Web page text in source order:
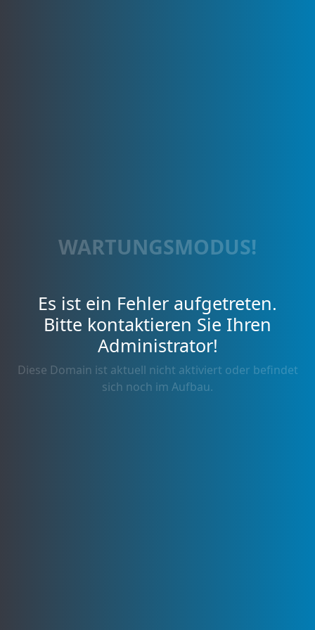
WARTUNGSMODUS!
Es ist ein Fehler aufgetreten.
Bitte kontaktieren Sie Ihren
Administrator!
Diese Domain ist aktuell nicht aktiviert oder befindet
sich noch im Aufbau.